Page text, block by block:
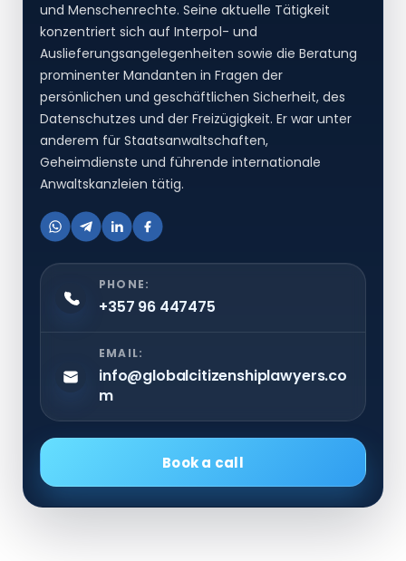
und Menschenrechte. Seine aktuelle Tätigkeit
konzentriert sich auf Interpol- und
Auslieferungsangelegenheiten sowie die Beratung
prominenter Mandanten in Fragen der
persönlichen und geschäftlichen Sicherheit, des
Datenschutzes und der Freizügigkeit. Er war unter
anderem für Staatsanwaltschaften,
Geheimdienste und führende internationale
Anwaltskanzleien tätig.
PHONE:
+357 96 447475
EMAIL:
info@globalcitizenshiplawyers.co
m
Book a call